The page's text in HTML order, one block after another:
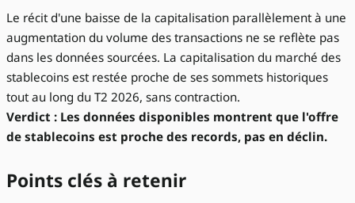
Le récit d'une baisse de la capitalisation parallèlement à une
augmentation du volume des transactions ne se reflète pas
dans les données sourcées. La capitalisation du marché des
stablecoins est restée proche de ses sommets historiques
tout au long du T2 2026, sans contraction.
Verdict : Les données disponibles montrent que l'offre
de stablecoins est proche des records, pas en déclin.
Points clés à retenir